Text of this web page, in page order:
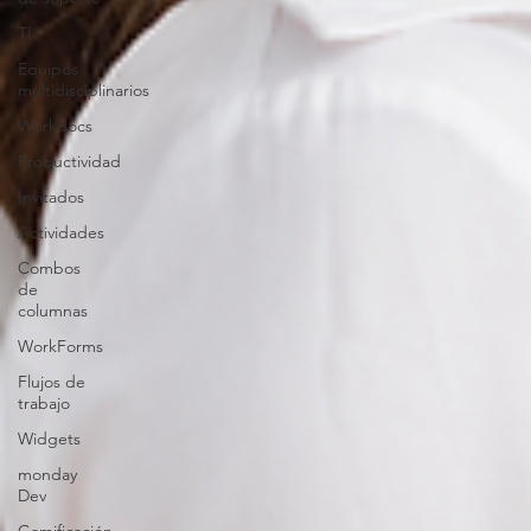
TI
Equipos
multidisciplinarios
Workdocs
Productividad
Invitados
Actividades
Combos
de
columnas
WorkForms
Flujos de
trabajo
Widgets
monday
Dev